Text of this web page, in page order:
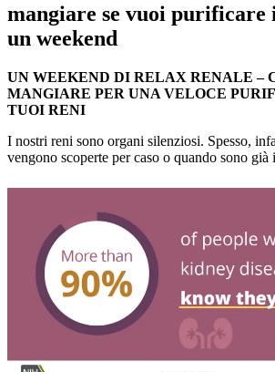
mangiare se vuoi
un weekend
UN WEEKEND DI RELAX RENALE –
MANGIARE PER UNA VELOCE
TUOI RENI
I nostri reni sono organi silenziosi. Spesso,
vengono scoperte per caso o quando sono già